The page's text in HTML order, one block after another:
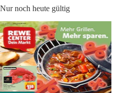
Nur noch heute gültig